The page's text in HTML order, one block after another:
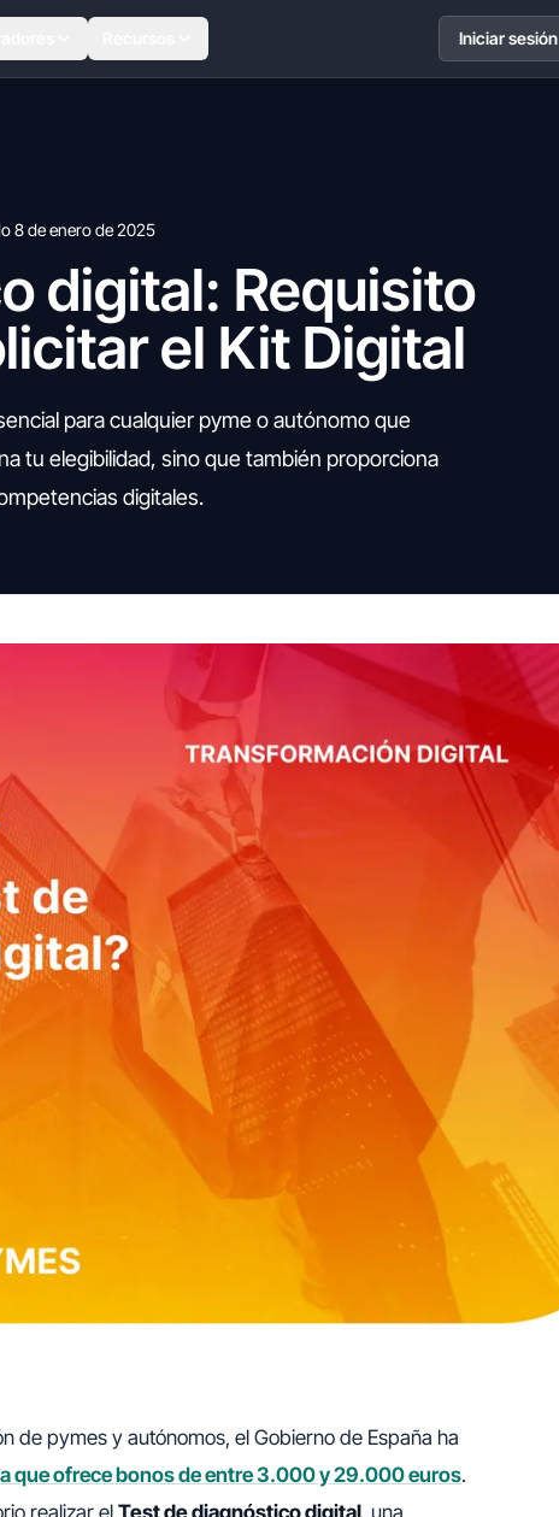
Iniciar sesión
8 de enero de 2025
digital: Requisito
el Kit Digital
para cualquier pyme o autónomo que
tu elegibilidad, sino que también proporciona
digitales.
de pymes y autónomos, el Gobierno de España ha
que ofrece bonos de entre 3.000 y 29.000 euros.